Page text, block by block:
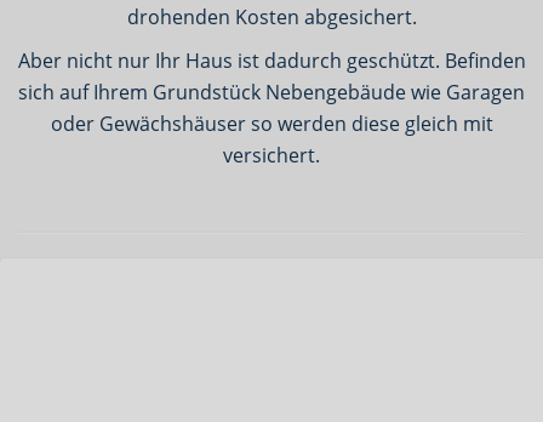
drohenden Kosten abgesichert.
Aber nicht nur Ihr Haus ist dadurch geschützt. Befinden
sich auf Ihrem Grundstück Nebengebäude wie Garagen
oder Gewächshäuser so werden diese gleich mit
versichert.